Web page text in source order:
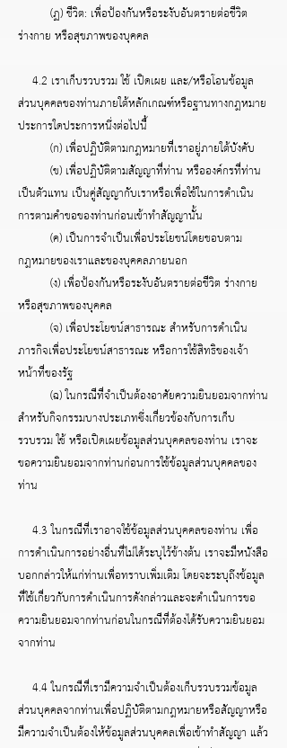
(ฏ) ชีวิต: เพื่อป้องกันหรือระงับอันตรายต่อชีวิต
ร่างกาย หรือสุขภาพของบุคคล
4.2 เราเก็บรวบรวม ใช้ เปิดเผย และ/หรือโอนข้อมูล
ส่วนบุคคลของท่านภายใต้หลักเกณฑ์หรือฐานทางกฎหมาย
ประการใดประการหนึ่งต่อไปนี้
(ก) เพื่อปฏิบัติตามกฎหมายที่เราอยู่ภายใต้บังคับ
(ข) เพื่อปฏิบัติตามสัญญาที่ท่าน หรือองค์กรที่ท่าน
เป็นตัวแทน เป็นคู่สัญญากับเราหรือเพื่อใช้ในการดำเนิน
การตามคำขอของท่านก่อนเข้าทำสัญญานั้น
(ค) เป็นการจำเป็นเพื่อประโยชน์โดยชอบตาม
กฎหมายของเราและของบุคคลภายนอก
(ง) เพื่อป้องกันหรือระงับอันตรายต่อชีวิต ร่างกาย
หรือสุขภาพของบุคคล
(จ) เพื่อประโยชน์สาธารณะ สำหรับการดำเนิน
ภารกิจเพื่อประโยชน์สาธารณะ หรือการใช้สิทธิของเจ้า
หน้าที่ของรัฐ
(ฉ) ในกรณีที่จำเป็นต้องอาศัยความยินยอมจากท่าน
สำหรับกิจกรรมบางประเภทซึ่งเกี่ยวข้องกับการเก็บ
รวบรวม ใช้ หรือเปิดเผยข้อมูลส่วนบุคคลของท่าน เราจะ
ขอความยินยอมจากท่านก่อนการใช้ข้อมูลส่วนบุคคลของ
ท่าน
4.3 ในกรณีที่เราอาจใช้ข้อมูลส่วนบุคคลของท่าน เพื่อ
การดำเนินการอย่างอื่นที่ไม่ได้ระบุไว้ข้างต้น เราจะมีหนังสือ
บอกกล่าวให้แก่ท่านเพื่อทราบเพิ่มเติม โดยจะระบุถึงข้อมูล
ที่ใช้เกี่ยวกับการดำเนินการดังกล่าวและจะดำเนินการขอ
ความยินยอมจากท่านก่อนในกรณีที่ต้องได้รับความยินยอม
จากท่าน
4.4 ในกรณีที่เรามีความจำเป็นต้องเก็บรวบรวมข้อมูล
ส่วนบุคคลจากท่านเพื่อปฏิบัติตามกฎหมายหรือสัญญาหรือ
มีความจำเป็นต้องให้ข้อมูลส่วนบุคคลเพื่อเข้าทำสัญญา แล้ว